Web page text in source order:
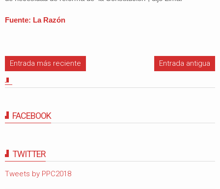
Fuente: La Razón
Entrada más reciente Entrada antigua
FACEBOOK
TWITTER
Tweets by PPC2018